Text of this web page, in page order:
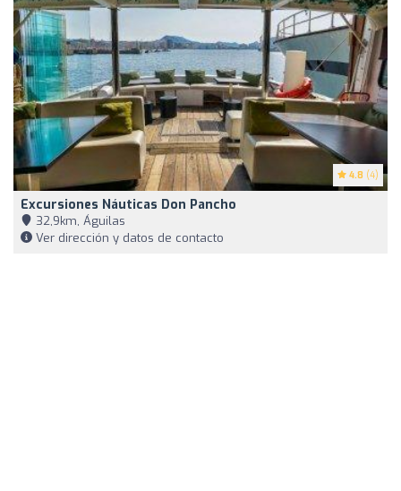
4.8 (4)
Excursiones Náuticas Don Pancho
32,9km, Águilas
Ver dirección y datos de contacto